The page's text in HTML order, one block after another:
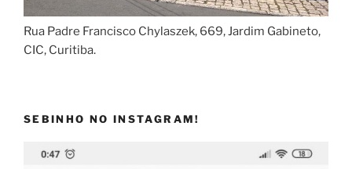
Rua Padre Francisco Chylaszek, 669, Jardim Gabineto,
CIC, Curitiba.
SEBINHO NO INSTAGRAM!